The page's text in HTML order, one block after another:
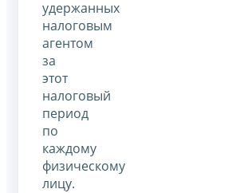
удержанных
налоговым
агентом
за
этот
налоговый
период
по
каждому
физическому
лицу.